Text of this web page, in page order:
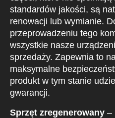
standardów jakości, są
renowacji lub wymianie.
przeprowadzeniu tego
wszystkie nasze
sprzedaży. Zapewnia to
maksymalne
produkt w tym stanie
gwarancji.
Sprzęt zregenerowany –